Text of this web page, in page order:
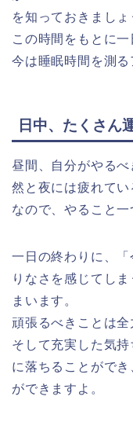
を知っておきましょ
この時間をもとに一
今は睡眠時間を測る
日中、たくさん
昼間、自分がやる
然と夜には疲れてい
なので、やること
一日の終わりに、
りなさを感じてし
まいます。
頑張るべきことは全
そして充実した気
に落ちることがで
ができますよ。